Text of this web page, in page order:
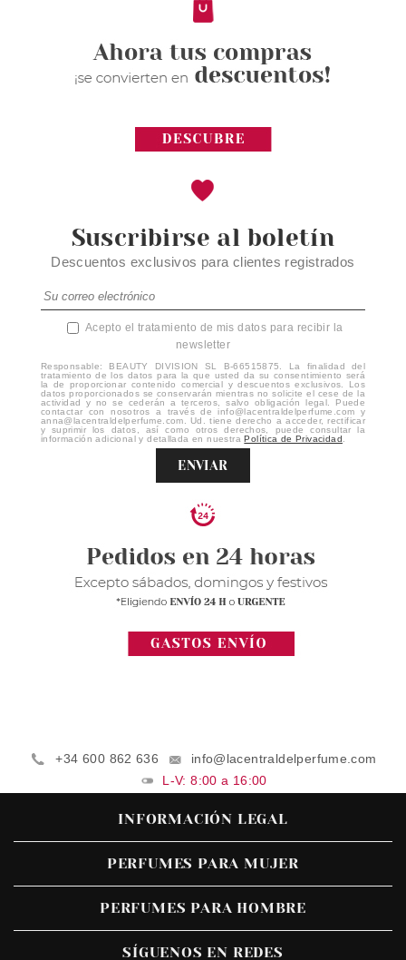
Suscribirse al boletín
Descuentos exclusivos para clientes registrados
Acepto el tratamiento de mis datos para recibir la
newsletter
Responsable: BEAUTY DIVISION SL B-66515875. La finalidad del
tratamiento de los datos para la que usted da su consentimiento será
la de proporcionar contenido comercial y descuentos exclusivos. Los
datos proporcionados se conservarán mientras no solicite el cese de la
actividad y no se cederán a terceros, salvo obligación legal. Puede
contactar con nosotros a través de info@lacentraldelperfume.com y
anna@lacentraldelperfume.com. Ud. tiene derecho a acceder, rectificar
y suprimir los datos, así como otros derechos, puede consultar la
información adicional y detallada en nuestraPolítica de Privacidad
ENVIAR
+34 600 862 636
info@lacentraldelperfume.com
L-V: 8:00 a 16:00
INFORMACIÓN LEGAL
PERFUMES PARA MUJER
PERFUMES PARA HOMBRE
SÍGUENOS EN REDES